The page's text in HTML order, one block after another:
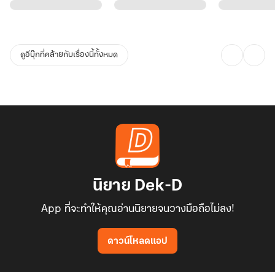
ดูอีบุ๊กที่คล้ายกับเรื่องนี้ทั้งหมด
นิยาย Dek-D
App ที่จะทำให้คุณอ่านนิยายจนวางมือถือไม่ลง!
ดาวน์โหลดแอป